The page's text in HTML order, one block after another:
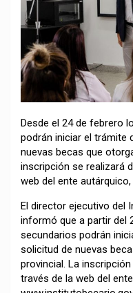
Desde el 24 de febrero
podrán iniciar el trámite
nuevas becas que
inscripción se realizará
web del ente
El director ejecutivo del
informó que a partir del
secundarios podrán
solicitud de nuevas
provincial. La
través de la web del